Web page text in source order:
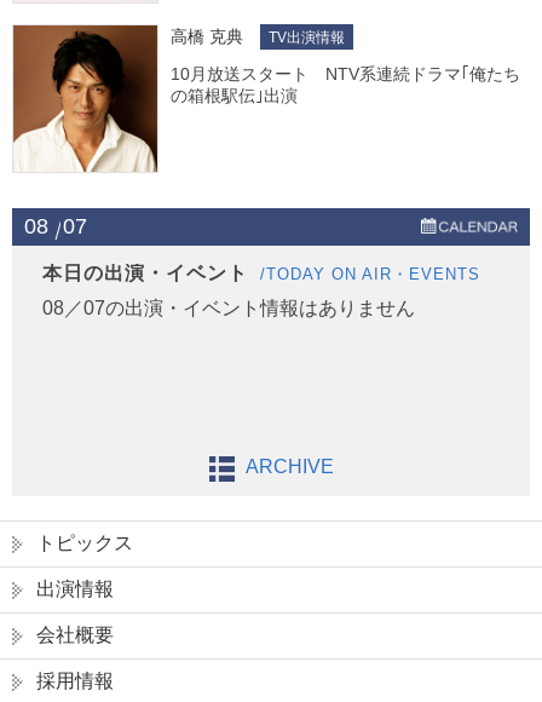
高橋 克典 TV出演情報
10月放送スタート NTV系連続ドラマ｢俺たち
の箱根駅伝｣出演
08 07
本日の出演・イベント /TODAY ON AIR・EVENTS
08／07の出演・イベント情報はありません
ARCHIVE
トピックス
出演情報
会社概要
採用情報